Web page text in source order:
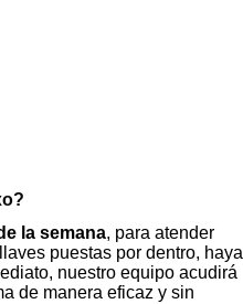
la semana, para atender
puestas por dentro, haya
nuestro equipo acudirá
de manera eficaz y sin